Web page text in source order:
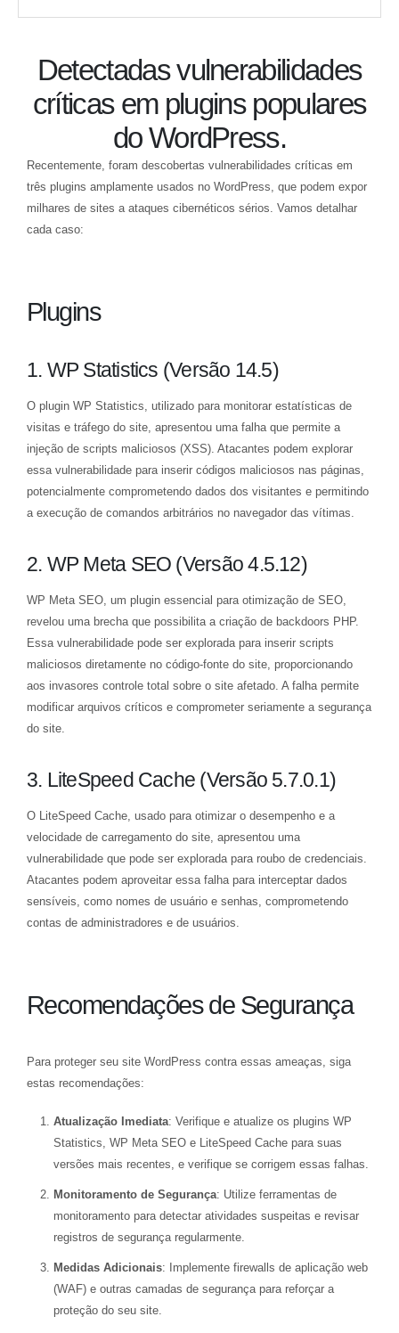
Detectadas vulnerabilidades
críticas em plugins populares
do WordPress.
Recentemente, foram descobertas vulnerabilidades críticas em
três plugins amplamente usados no WordPress, que podem expor
milhares de sites a ataques cibernéticos sérios. Vamos detalhar
cada caso:
Plugins
1. WP Statistics (Versão 14.5)
O plugin WP Statistics, utilizado para monitorar estatísticas de
visitas e tráfego do site, apresentou uma falha que permite a
injeção de scripts maliciosos (XSS). Atacantes podem explorar
essa vulnerabilidade para inserir códigos maliciosos nas páginas,
potencialmente comprometendo dados dos visitantes e permitindo
a execução de comandos arbitrários no navegador das vítimas.
2. WP Meta SEO (Versão 4.5.12)
WP Meta SEO, um plugin essencial para otimização de SEO,
revelou uma brecha que possibilita a criação de backdoors PHP.
Essa vulnerabilidade pode ser explorada para inserir scripts
maliciosos diretamente no código-fonte do site, proporcionando
aos invasores controle total sobre o site afetado. A falha permite
modificar arquivos críticos e comprometer seriamente a segurança
do site.
3. LiteSpeed Cache (Versão 5.7.0.1)
O LiteSpeed Cache, usado para otimizar o desempenho e a
velocidade de carregamento do site, apresentou uma
vulnerabilidade que pode ser explorada para roubo de credenciais.
Atacantes podem aproveitar essa falha para interceptar dados
sensíveis, como nomes de usuário e senhas, comprometendo
contas de administradores e de usuários.
Recomendações de Segurança
Para proteger seu site WordPress contra essas ameaças, siga
estas recomendações:
Atualização Imediata: Verifique e atualize os plugins WP
Statistics, WP Meta SEO e LiteSpeed Cache para suas
versões mais recentes, e verifique se corrigem essas falhas.
Monitoramento de Segurança: Utilize ferramentas de
monitoramento para detectar atividades suspeitas e revisar
registros de segurança regularmente.
Medidas Adicionais: Implemente firewalls de aplicação web
(WAF) e outras camadas de segurança para reforçar a
proteção do seu site.